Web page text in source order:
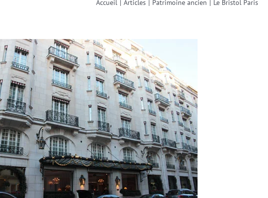
Accueil | Articles | Patrimoine ancien | Le Bristol Paris